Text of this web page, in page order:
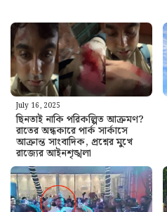
July 16, 2025
ছিনতাই নাকি পরিকল্পিত আক্রমণ?
রাতের অন্ধকারে পার্ক সার্কাসে
আক্রান্ত সাংবাদিক, প্রশ্নের মুখে
রাজ্যের আইনশৃঙ্খলা